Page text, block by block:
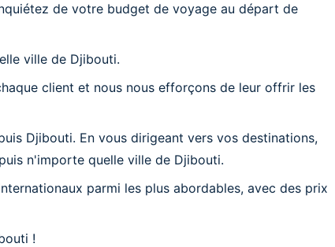
de votre budget de voyage au départ de
ville de Djibouti.
client et nous nous efforçons de leur offrir les
Djibouti. En vous dirigeant vers vos destinations,
n'importe quelle ville de Djibouti.
parmi les plus abordables, avec des prix
!